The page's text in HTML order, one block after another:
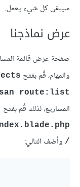
سيبقى كل شيء يعمل.
عرض نماذجنا
صفحة عرض قائمة
والمهام، قٌم بفتح
route:list
المشاريع، لذلك قُم بفتح
/ وأضف التالي: